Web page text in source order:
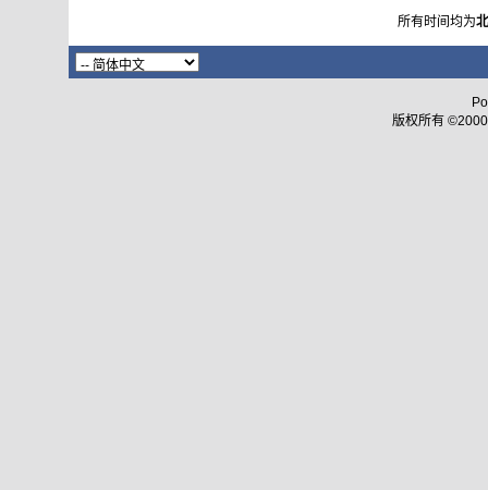
所有时间均为
版权所有